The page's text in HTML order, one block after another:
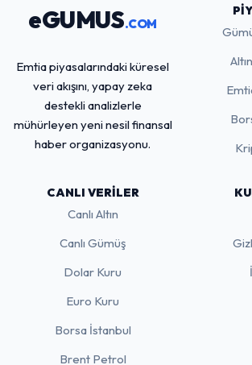
eGUMUS.COM
Emtia piyasalarındaki küresel
veri akışını, yapay zeka
destekli analizlerle
mühürleyen yeni nesil finansal
haber organizasyonu.
CANLI VERILER
Canlı Altın
Canlı Gümüş
Dolar Kuru
Euro Kuru
Borsa İstanbul
Brent Petrol